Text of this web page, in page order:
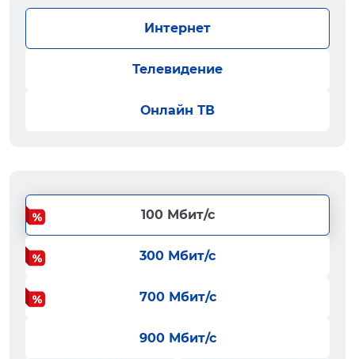
Интернет
Телевидение
Онлайн ТВ
100 Мбит/с
300 Мбит/с
700 Мбит/с
900 Мбит/с